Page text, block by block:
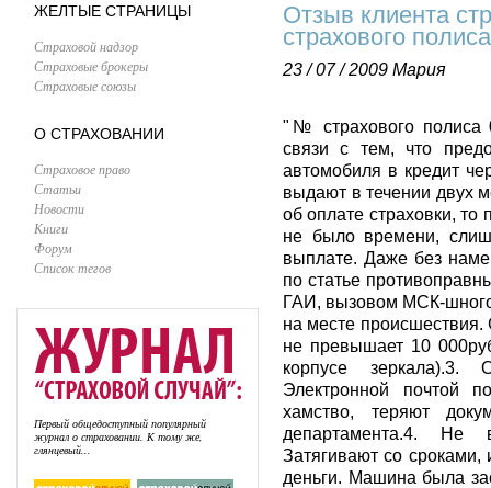
ЖЕЛТЫЕ СТРАНИЦЫ
Страховой надзор
Страховые брокеры
Страховые союзы
О СТРАХОВАНИИ
Страховое право
Статьи
Новости
Книги
Форум
Список тегов
Первый общедоступный популярный
журнал о страховании. К тому же,
глянцевый...
Отзыв клиента
страхового
23 / 07 / 2009 Мария
"№ страхового полиса
связи с тем, что
автомобиля в кредит
выдают в течении двух
об оплате страховки, то
не было времени,
выплате. Даже без
по статье
ГАИ, вызовом МСК-
на месте
не превышает 10
корпусе зеркала).3.
Электронной почтой
хамство, теряют
департамента.4. Не
Затягивают со
деньги. Машина была